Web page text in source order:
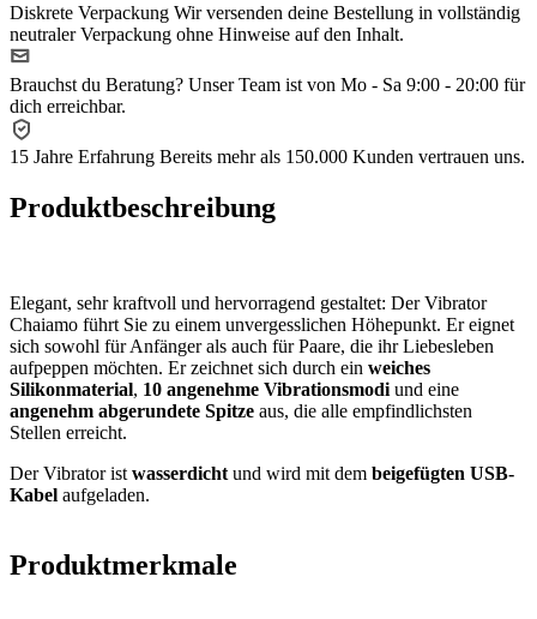
Diskrete Verpackung Wir versenden deine Bestellung in vollständig
neutraler Verpackung ohne Hinweise auf den Inhalt.
Brauchst du Beratung? Unser Team ist von Mo - Sa 9:00 - 20:00 für
dich erreichbar.
15 Jahre Erfahrung Bereits mehr als 150.000 Kunden vertrauen uns.
Produktbeschreibung
Elegant, sehr kraftvoll und hervorragend gestaltet: Der Vibrator
Chaiamo führt Sie zu einem unvergesslichen Höhepunkt. Er eignet
sich sowohl für Anfänger als auch für Paare, die ihr Liebesleben
aufpeppen möchten. Er zeichnet sich durch ein weiches
Silikonmaterial, 10 angenehme Vibrationsmodi und eine
angenehm abgerundete Spitze aus, die alle empfindlichsten
Stellen erreicht.
Der Vibrator ist wasserdicht und wird mit dem beigefügten USB-
Kabel aufgeladen.
Produktmerkmale